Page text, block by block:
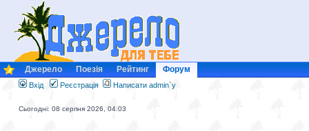
Джерело Поезія Рейтинг Форум
Вхід Реєстрація Написати admin`у
Сьогодні: 08 серпня 2026, 04:03